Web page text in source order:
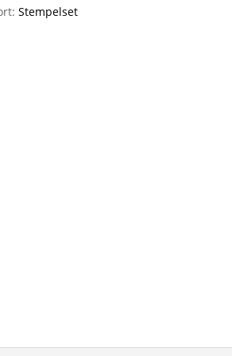
Stempelset